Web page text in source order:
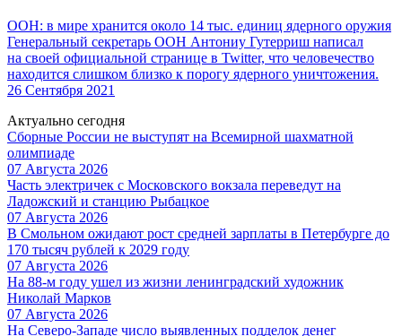
ООН: в мире хранится около 14 тыс. единиц ядерного оружия
Генеральный секретарь ООН Антониу Гутерриш написал
на своей официальной странице в Twitter, что человечество
находится слишком близко к порогу ядерного уничтожения.
26 Сентября 2021
Актуально сегодня
Сборные России не выступят на Всемирной шахматной
олимпиаде
07 Августа 2026
Часть электричек с Московского вокзала переведут на
Ладожский и станцию Рыбацкое
07 Августа 2026
В Смольном ожидают рост средней зарплаты в Петербурге до
170 тысяч рублей к 2029 году
07 Августа 2026
На 88-м году ушел из жизни ленинградский художник
Николай Марков
07 Августа 2026
На Северо-Западе число выявленных подделок денег